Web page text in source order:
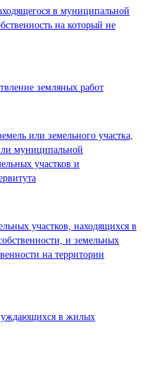
в муниципальной
на который не
земляных работ
или земельного участка,
муниципальной
участков и
участков, находящихся в
и земельных
на территории
в жилых